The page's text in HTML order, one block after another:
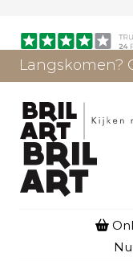
Langskomen?